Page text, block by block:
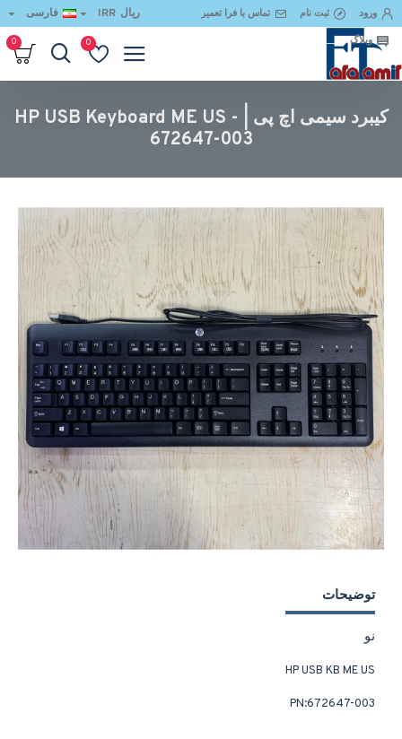
ورود ثبت نام تماس با فرا تعمیر
وبلاگ
ریال IRR فارسی
0
0
کیبرد سیمی اچ پی | HP USB Keyboard ME US -
672647-003
توضیحات
نو
HP USB KB ME US
PN:672647-003